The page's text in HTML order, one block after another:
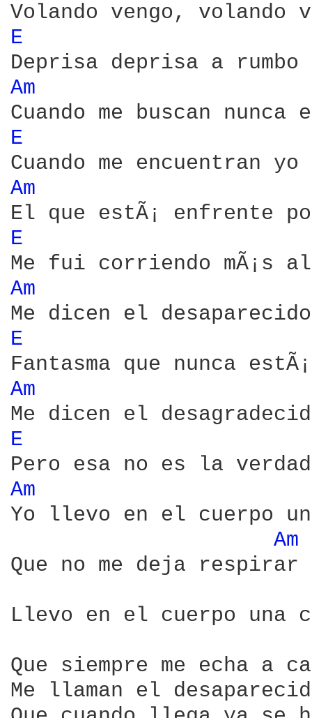
E
Am
E
Am
E
Am
E
Am
E
Am
Yo llevo en el cuerpo
Am
Que no me deja
Llevo en el cuerpo una
Que siempre me echa a
Me llaman el